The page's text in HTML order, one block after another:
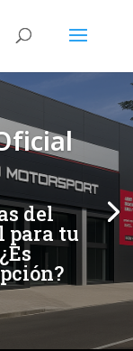
del
para tu